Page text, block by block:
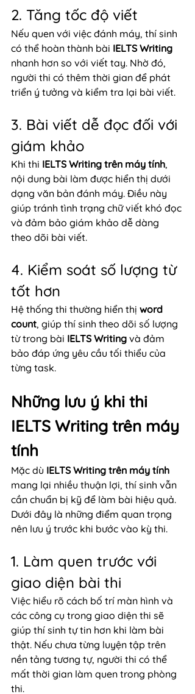
2. Tăng tốc độ viết
Nếu quen với việc đánh máy, thí sinh
có thể hoàn thành bài IELTS Writing
nhanh hơn so với viết tay. Nhờ đó,
người thi có thêm thời gian để phát
triển ý tưởng và kiểm tra lại bài viết.
3. Bài viết dễ đọc đối với
giám khảo
Khi thi IELTS Writing trên máy tính,
nội dung bài làm được hiển thị dưới
dạng văn bản đánh máy. Điều này
giúp tránh tình trạng chữ viết khó đọc
và đảm bảo giám khảo dễ dàng
theo dõi bài viết.
4. Kiểm soát số lượng từ
tốt hơn
Hệ thống thi thường hiển thị word
count, giúp thí sinh theo dõi số lượng
từ trong bài IELTS Writing và đảm
bảo đáp ứng yêu cầu tối thiểu của
từng task.
Những lưu ý khi thi
IELTS Writing trên máy
tính
Mặc dù IELTS Writing trên máy tính
mang lại nhiều thuận lợi, thí sinh vẫn
cần chuẩn bị kỹ để làm bài hiệu quả.
Dưới đây là những điểm quan trọng
nên lưu ý trước khi bước vào kỳ thi.
1. Làm quen trước với
giao diện bài thi
Việc hiểu rõ cách bố trí màn hình và
các công cụ trong giao diện thi sẽ
giúp thí sinh tự tin hơn khi làm bài
thật. Nếu chưa từng luyện tập trên
nền tảng tương tự, người thi có thể
mất thời gian làm quen trong phòng
thi.